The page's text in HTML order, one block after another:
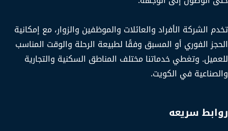
تخدم الشركة الأفراد والعائلات والموظفين والزوار، مع إمكانية
الحجز الفوري أو المسبق وفقًا لطبيعة الرحلة والوقت المناسب
للعميل. وتغطي خدماتنا مختلف المناطق السكنية والتجارية
والصناعية في الكويت.
روابط سريعه